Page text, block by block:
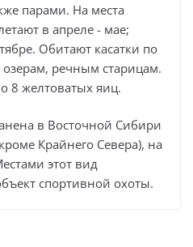
парами. На места
в апреле - мае;
Обитают касатки по
речным старицам.
8 желтоватых яиц.
в Восточной Сибири
Крайнего Севера), на
этот вид
спортивной охоты.